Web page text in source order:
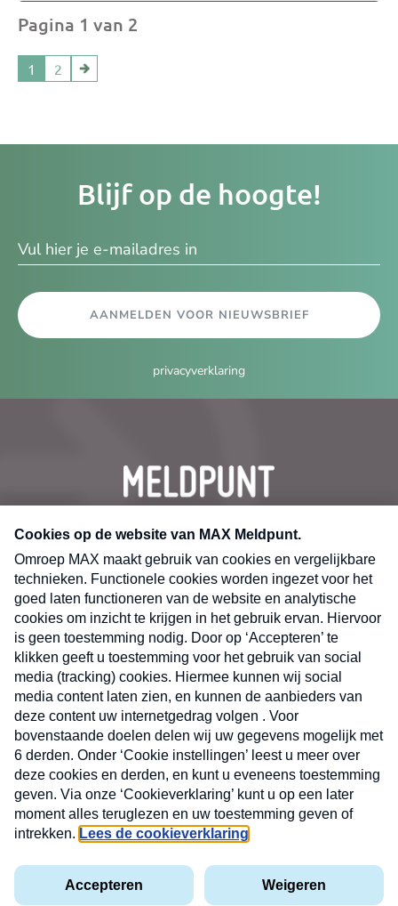
Pagina 1 van 2
1 2
Blijf op de hoogte!
AANMELDEN VOOR NIEUWSBRIEF
privacyverklaring
CONTACT
Volg ons op
MAX
Cookieverklaring
Kwetsbaarheid
X
Nieuwsbrief
Neem hier een gratis abonnement op de MAX
Consumenten nieuwsbrief. Elke maandag en
donderdag in uw mailbox.